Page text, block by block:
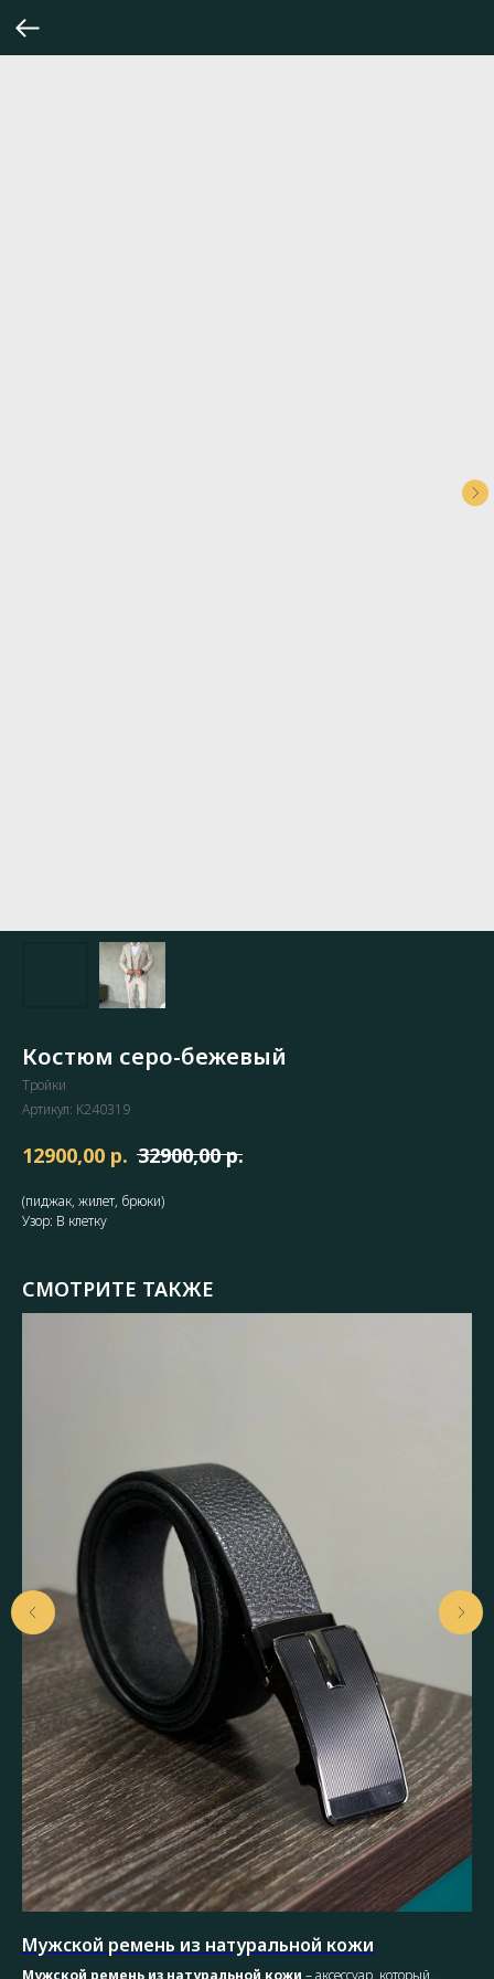
Костюм серо-бежевый
Тройки
Артикул: K240319
12900,00 р. 32900,00 р.
(пиджак, жилет, брюки)
Узор: В клетку
СМОТРИТЕ ТАКЖЕ
Мужской ремень из натуральной кожи